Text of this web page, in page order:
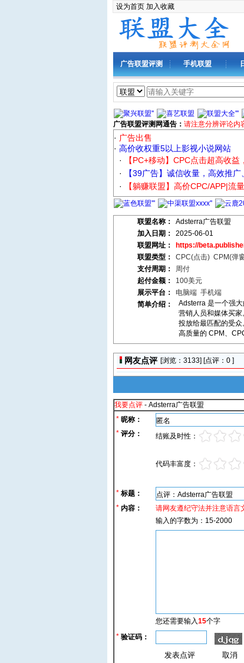
设为首页 加入收藏
广告联盟评测 手机联盟
广告联盟评测网通告： 请注意分辨评论内
· 广告出售
· 高价收权重5以上影视小说网站
·
【PC+移动】CPC点击超高收益
·
【39广告】诚信收量，高效推
·
【躺赚联盟】高价CPC/APP|流
联盟名称：
Adsterra广告联盟
加入日期：
2025-06-01
联盟网址：
https://
联盟类型：
CPC(点击) CPM(弹
支付周期：
周付
起付金额：
100美元
展示平台：
电脑端 手机端
简单介绍：
Adsterra 是一个强
营销人员和媒体买
投放给最匹配的受
高质量的 CPM、
网友点评 [浏览： 3133] [点评：0 ]
我要点评 - Adsterra广告联盟
* 昵称：
* 评分： 结账及时性：
代码丰富度：
* 标题：
* 内容：
请网友遵纪守法并注意语言
输入的字数为：15-2000
您还需要输入15个字
* 验证码：